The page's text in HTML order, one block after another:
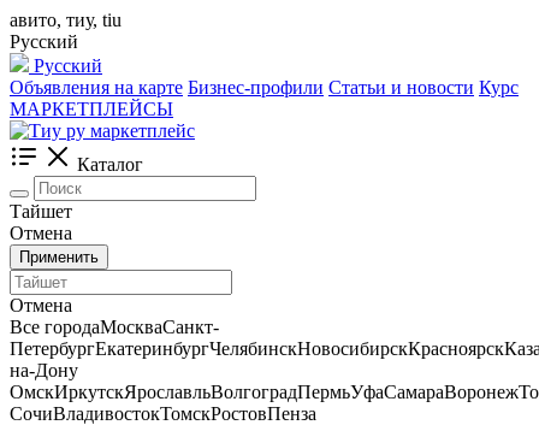
авито, тиу, tiu
Русский
Русский
Объявления на карте Бизнес-профили Статьи и новости Курс
МАРКЕТПЛЕЙСЫ
Каталог
Тайшет
Отмена
Применить
Отмена
Все городаМоскваСанкт-
ПетербургЕкатеринбургЧелябинскНовосибирскКрасноярск
на-Дону
ОмскИркутскЯрославльВолгоградПермьУфаСамараВоронеж
СочиВладивостокТомскРостовПенза